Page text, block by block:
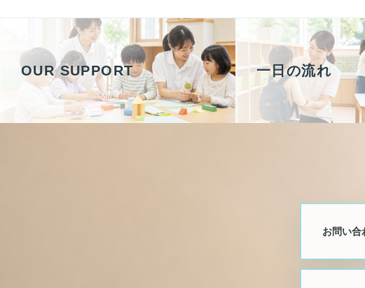
OUR SUPPORT 一日の流れ
お問い合